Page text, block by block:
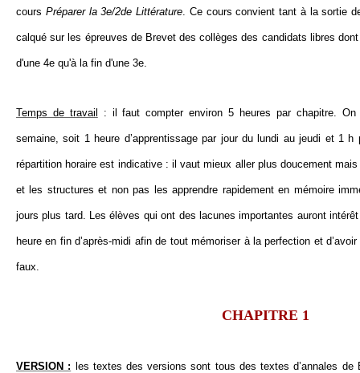
cours Préparer la 3e/2de Littérature. Ce cours convient tant à la sortie
calqué sur les épreuves de Brevet des collèges des candidats libres
d'une 4e qu'à la fin d'une 3e.
Temps de travail : il faut compter environ 5 heures par chapitre.
semaine, soit 1 heure d’apprentissage par jour du lundi au jeudi et 1
répartition horaire est indicative : il vaut mieux aller plus doucement
et les structures et non pas les apprendre rapidement en mémoire
jours plus tard. Les élèves qui ont des lacunes importantes auront
heure en fin d’après-midi afin de tout mémoriser à la perfection et
faux.
CHAPITRE 1
VERSION : les textes des versions sont tous des textes d’annales de